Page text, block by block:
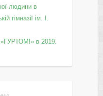
людини в
гімназії ім. І.
в 2019.